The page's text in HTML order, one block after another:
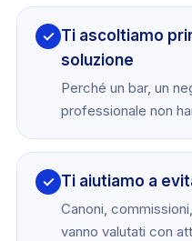
✓ Ti ascoltiamo
soluzione
Perché un bar, un
professionale non
✓ Ti aiutiamo a
Canoni,
vanno valutati con